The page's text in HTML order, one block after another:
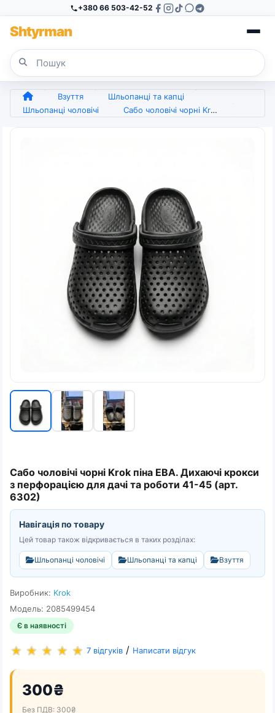
+380 66 503-42-52
Shtyrman
Взуття
Шльопанці та капці
Шльопанці чоловічі
Сабо чоловічі чорні Krok піна ЕВА. Дихаючі крокси з перфорацією для дачі та роботи 41-45 (арт. 6302)
Сабо чоловічі чорні Krok піна ЕВА. Дихаючі крокси
з перфорацією для дачі та роботи 41-45 (арт.
6302)
Навігація по товару
Цей товар також відкривається в таких розділах:
Шльопанці чоловічі Шльопанці та капці Взуття
Виробник: Krok
Модель: 2085499454
Є в наявності
7 відгуків / Написати відгук
300₴
Без ПДВ: 300₴